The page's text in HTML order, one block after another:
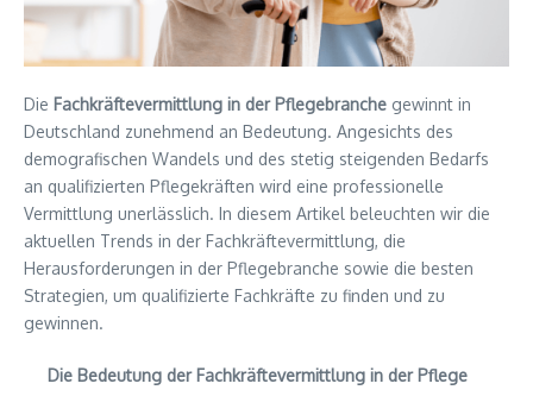
Die Fachkräftevermittlung in der Pflegebranche gewinnt in
Deutschland zunehmend an Bedeutung. Angesichts des
demografischen Wandels und des stetig steigenden Bedarfs
an qualifizierten Pflegekräften wird eine professionelle
Vermittlung unerlässlich. In diesem Artikel beleuchten wir die
aktuellen Trends in der Fachkräftevermittlung, die
Herausforderungen in der Pflegebranche sowie die besten
Strategien, um qualifizierte Fachkräfte zu finden und zu
gewinnen.
Die Bedeutung der Fachkräftevermittlung in der Pflege